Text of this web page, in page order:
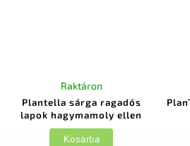
Plantella sárga ragadós
lapok hagymamoly ellen
Raktáron
Kosárba